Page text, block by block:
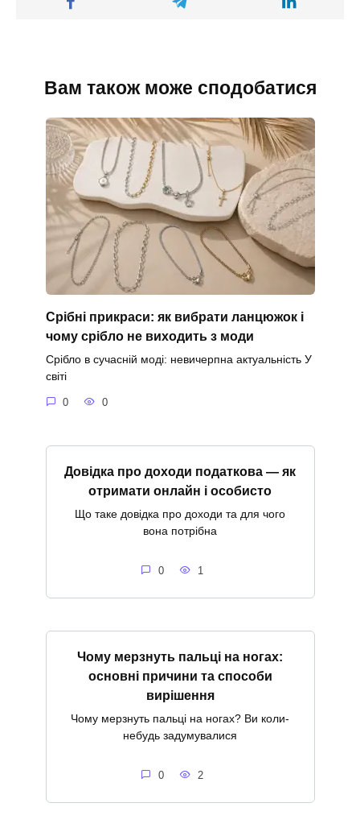
Вам також може сподобатися
Срібні прикраси: як вибрати ланцюжок і
чому срібло не виходить з моди
Срібло в сучасній моді: невичерпна актуальність У
світі
0 0
Довідка про доходи податкова — як
отримати онлайн і особисто
Що таке довідка про доходи та для чого
вона потрібна
0 1
Чому мерзнуть пальці на ногах:
основні причини та способи
вирішення
Чому мерзнуть пальці на ногах? Ви коли-
небудь задумувалися
0 2